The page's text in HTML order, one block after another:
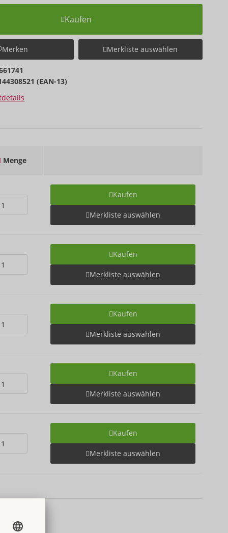
Kaufen
Merken Merkliste auswählen
(EAN-13)
Menge
Kaufen
Merkliste auswählen
Kaufen
Merkliste auswählen
Kaufen
Merkliste auswählen
Kaufen
Merkliste auswählen
Kaufen
Merkliste auswählen